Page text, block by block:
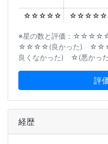
☆☆☆☆☆
☆☆☆☆☆
※星の数と評価：
☆☆☆☆(良かった) ☆☆☆(
良くなかった) ☆(悪かっ
評
経歴